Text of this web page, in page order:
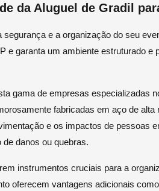
da Aluguel de Gradil
segurança e a organização do seu
e garanta um ambiente estruturado
gama de empresas especializadas
fabricadas em aço de
e os impactos de pessoas
danos ou quebras.
instrumentos cruciais para a
oferecem vantagens adicionais